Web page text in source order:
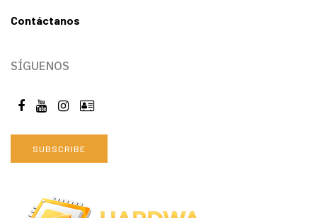
Contáctanos
SÍGUENOS
SUBSCRIBE